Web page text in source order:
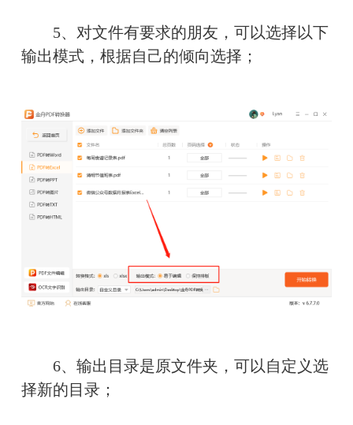
5、对文件有要求的朋友，可以选择以下
输出模式，根据自己的倾向选择；
6、输出目录是原文件夹，可以自定义选
择新的目录；